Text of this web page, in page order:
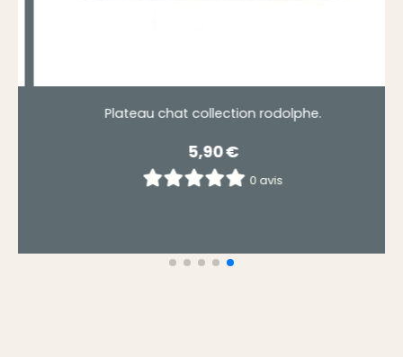
Repose cuillère chat noir et blanc mia
7,50€
0 avis